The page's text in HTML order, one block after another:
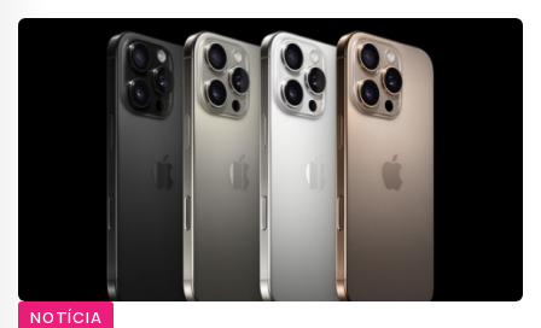
NOTÍCIA